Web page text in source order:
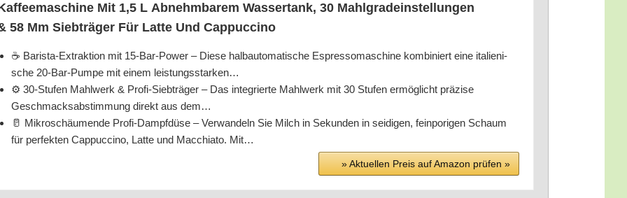
Mit 1,5 L Abnehm­ba­rem Was­ser­tank, 30 Mahl­grad­ein­stel­lun­gen
58 Mm Sieb­trä­ger Für Lat­te Und Cappuccino
☕ Baris­ta-Extrak­ti­on mit 15-Bar-Power – Die­se halb­au­to­ma­ti­sche Espres­so­ma­schi­ne kom­bi­niert eine ita­lie­ni­
sche 20-Bar-Pum­pe mit einem leistungsstarken…
⚙️ 30-Stu­fen Mahl­werk & Pro­fi-Sieb­trä­ger – Das inte­grier­te Mahl­werk mit 30 Stu­fen ermög­licht prä­zi­se
Geschmacks­ab­stim­mung direkt aus dem…
🥛 Mikro­schäu­men­de Pro­fi-Dampf­dü­se – Ver­wan­deln Sie Milch in Sekun­den in sei­di­gen, fein­po­ri­gen Schaum
für per­fek­ten Cap­puc­ci­no, Lat­te und Mac­chia­to. Mit…
» Aktu­el­len Preis auf Ama­zon prü­fen »